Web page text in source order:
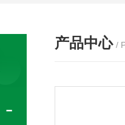
产品中心 /